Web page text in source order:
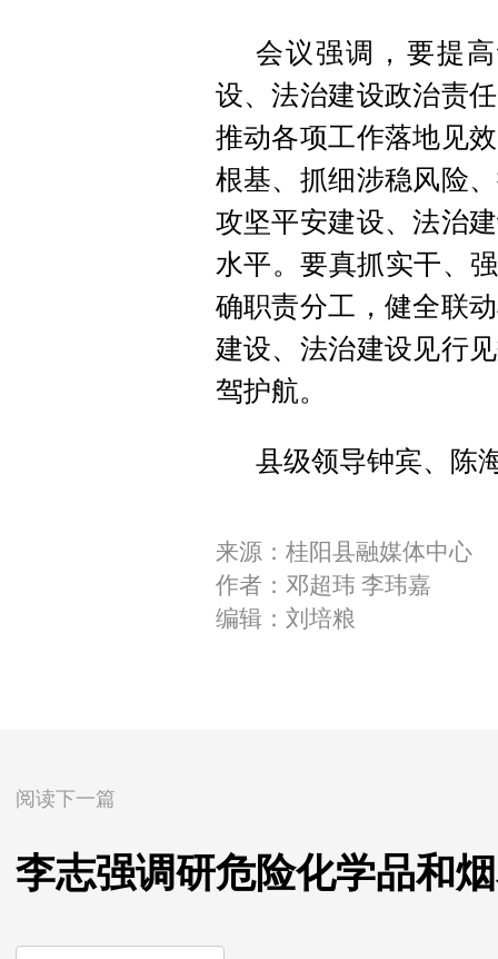
会议强调，要提
设、法治建设政治责
推动各项工作落地见
根基、抓细涉稳风险
攻坚平安建设、法治
水平。要真抓实干、
确职责分工，健全联
建设、法治建设见行
驾护航。
县级领导钟宾、陈
来源：桂阳县融媒体中心
作者：邓超玮 李玮嘉
编辑：刘培粮
阅读下一篇
李志强调研危险化学品和